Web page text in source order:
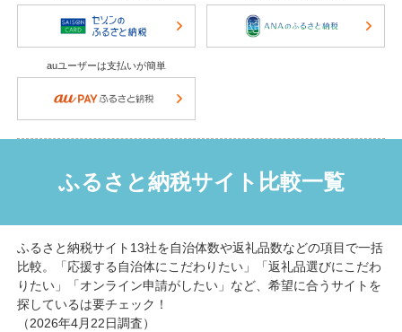
auユーザーは支払いが簡単
ふるさと納税サイト比較一覧
ふるさと納税サイト13社を自治体数や返礼品数などの項目で一括
比較。「応援する自治体にこだわりたい」「返礼品選びにこだわ
りたい」「オンライン申請がしたい」など、希望に合うサイトを
探しているは要チェック！
（2026年4月22日調査）